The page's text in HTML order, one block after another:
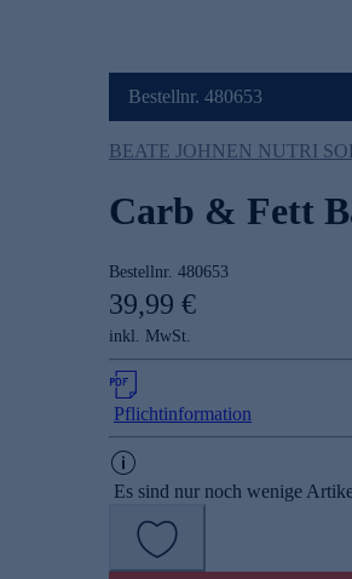
Bestellnr. 480653
BEATE JOHNEN NUTRI
Carb & Fett
Bestellnr. 480653
39,99 €
inkl. MwSt.
Pflichtinformation
Es sind nur noch wenige